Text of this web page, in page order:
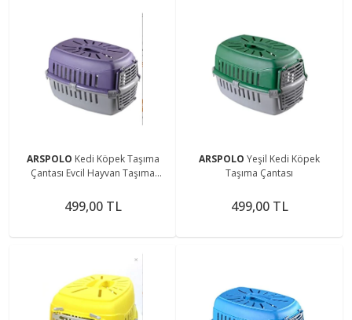
ARSPOLO Kedi Köpek Taşıma
Çantası Evcil Hayvan Taşıma
499,00 TL
ARSPOLO Yeşil Kedi Köpek
Taşıma Çantası
499,00 TL